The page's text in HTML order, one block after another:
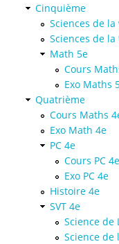
Cinquième
Sciences de la
Sciences de
Math 5e
Cours
Exo Maths
Quatrième
Cours Maths
Exo Math 4e
PC 4e
Cours PC
Exo PC 4e
Histoire 4e
SVT 4e
Science de
Science de